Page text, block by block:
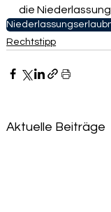
die
Rechtstipp
Aktuelle Beiträge